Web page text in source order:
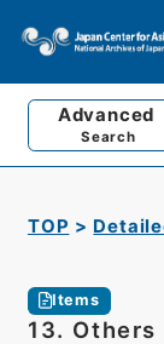
Advanced
Search
TOP
Items
13. Others